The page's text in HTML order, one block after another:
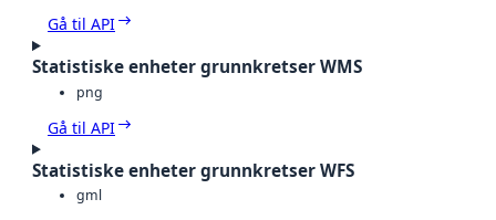
Gå til API
Statistiske enheter grunnkretser WMS
png
Gå til API
Statistiske enheter grunnkretser WFS
gml